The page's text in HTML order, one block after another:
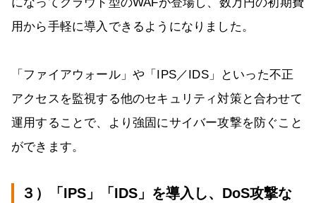
用から手軽に導入できるようになりました。
「ファイアウォール」や「IPS／IDS」といった不正
アクセスを監視する他のセキュリティ対策と合わせて
運用することで、より強固にサイバー攻撃を防ぐこと
ができます。
３）「IPS」「IDS」を導入し、DoS攻撃な